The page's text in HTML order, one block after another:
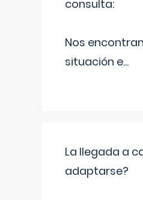
consulta:
Nos
situación e...
La llegada a
adaptarse?